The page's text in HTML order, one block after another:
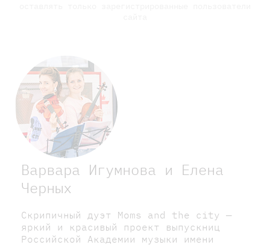
Варвара Игумнова и Елена
Черных
Скрипичный дуэт Moms and the city —
яркий и красивый проект выпускниц
Российской Академии музыки имени